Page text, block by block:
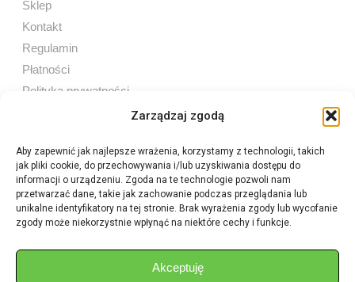
Zarządzaj zgodą
Aby zapewnić jak najlepsze wrażenia, korzystamy z technologii, takich
jak pliki cookie, do przechowywania i/lub uzyskiwania dostępu do
informacji o urządzeniu. Zgoda na te technologie pozwoli nam
przetwarzać dane, takie jak zachowanie podczas przeglądania lub
unikalne identyfikatory na tej stronie. Brak wyrażenia zgody lub wycofanie
zgody może niekorzystnie wpłynąć na niektóre cechy i funkcje.
Akceptuję
Sklep
Kontakt
Regulamin
Płatności
Polityka prywatności
Sprzedaż internetowa
Tel:605 603 753
Sprzedaż detaliczna
aukcje.agrohurt@gmail.com